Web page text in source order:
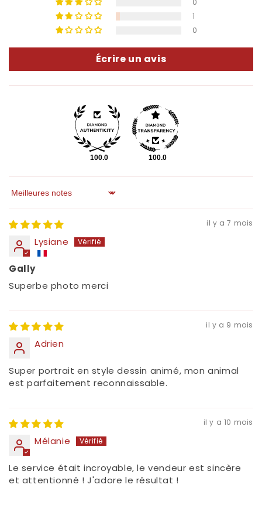
0
1
0
Écrire un avis
100.0 100.0
Sort by
il y a 7 mois
Lysiane
Gally
Superbe photo merci
il y a 9 mois
Adrien
Super portrait en style dessin animé, mon animal
est parfaitement reconnaissable.
il y a 10 mois
Mélanie
Le service était incroyable, le vendeur est sincère
et attentionné ! J'adore le résultat !